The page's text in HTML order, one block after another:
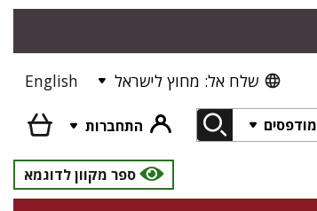
שלח אל: מחוץ לישראל English
מודפסים
התחברות
ספר מקוון לדוגמא